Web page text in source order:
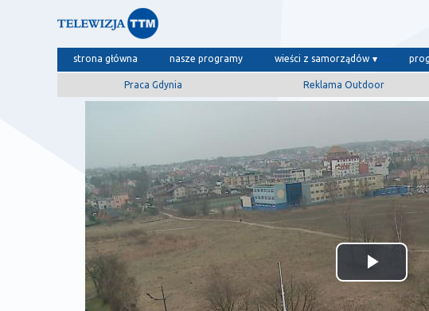
strona główna nasze programy wieści z samorządów
Praca Gdynia Reklama Outdoor